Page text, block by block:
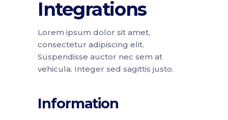
Integrations
Lorem ipsum dolor sit amet,
consectetur adipiscing elit.
Suspendisse auctor nec sem at
vehicula. Integer sed sagittis justo.
Information